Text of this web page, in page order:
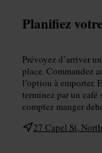
Planifiez
Prévoyez d’arriver
place. Commandez
l’option à emporter.
terminez par un café
comptez manger
27 Capel St,